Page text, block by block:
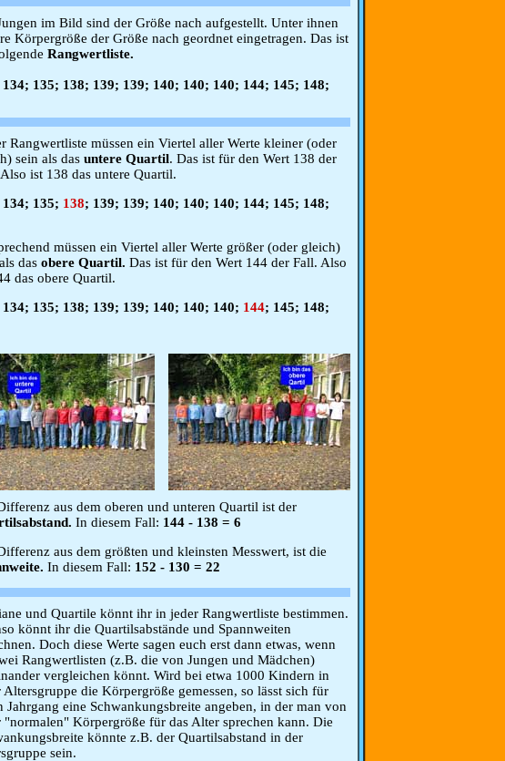
im Bild sind der Größe nach aufgestellt. Unter ihnen
Körpergröße der Größe nach geordnet eingetragen. Das ist
Rangwertliste.
134; 135; 138; 139; 139; 140; 140; 140; 144; 145; 148;
Rangwertliste müssen ein Viertel aller Werte kleiner (oder
sein als das untere Quartil. Das ist für den Wert 138 der
ist 138 das untere Quartil.
134; 135; 138; 139; 139; 140; 140; 140; 144; 145; 148;
müssen ein Viertel aller Werte größer (oder gleich)
das obere Quartil. Das ist für den Wert 144 der Fall. Also
das obere Quartil.
134; 135; 138; 139; 139; 140; 140; 140; 144; 145; 148;
aus dem oberen und unteren Quartil ist der
In diesem Fall: 144 - 138 = 6
aus dem größten und kleinsten Messwert, ist die
In diesem Fall: 152 - 130 = 22
und Quartile könnt ihr in jeder Rangwertliste bestimmen.
könnt ihr die Quartilsabstände und Spannweiten
Doch diese Werte sagen euch erst dann etwas, wenn
Rangwertlisten (z.B. die von Jungen und Mädchen)
vergleichen könnt. Wird bei etwa 1000 Kindern in
Altersgruppe die Körpergröße gemessen, so lässt sich für
Jahrgang eine Schwankungsbreite angeben, in der man von
"normalen" Körpergröße für das Alter sprechen kann. Die
könnte z.B. der Quartilsabstand in der
sein.